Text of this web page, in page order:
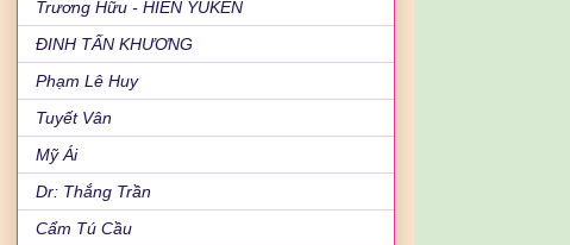
Trương Hữu - HIEN YUKEN
ĐINH TẤN KHƯƠNG
Phạm Lê Huy
Tuyết Vân
Mỹ Ái
Dr: Thắng Trần
Cẩm Tú Cầu